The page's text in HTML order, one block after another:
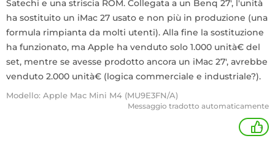
Satechi e una striscia ROM. Collegata a un Benq 27', l'unità
ha sostituito un iMac 27 usato e non più in produzione (una
formula rimpianta da molti utenti). Alla fine la sostituzione
ha funzionato, ma Apple ha venduto solo 1.000 unità€ del
set, mentre se avesse prodotto ancora un iMac 27', avrebbe
venduto 2.000 unità€ (logica commerciale e industriale?).
Modello: Apple Mac Mini M4 (MU9E3FN/A)
Messaggio tradotto automaticamente
+